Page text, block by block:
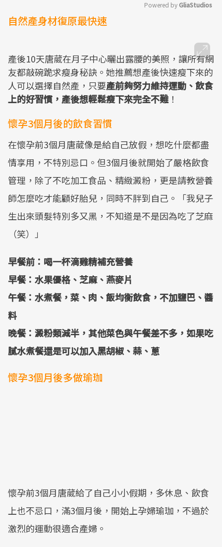
Powered by GliaStudios
自然產身材復原最快速
產後10天唐葳在月子中心曬出露腰的美照，讓所有網
友都敲碗跪求瘦身秘訣。她推薦想產後快速瘦下來的
人可以選擇自然產，只要產前夠努力維持運動、飲食
上的好習慣，產後想輕鬆瘦下來完全不難 ！
懷孕3個月後的飲食習慣
在懷孕前3個月唐葳像是給自己放假，想吃什麼都盡
情享用，不特別忌口。但3個月後就開始了嚴格飲食
管理，除了不吃加工食品、精緻澱粉，更是請教營養
師怎麼吃才能顧好胎兒，同時不胖到自己。「我兒子
生出來頭髮特別多又黑，不知道是不是因為吃了芝麻
（笑）」
早餐前：喝一杯滴雞精補充營養
早餐：水果優格、芝麻、燕麥片
午餐：水煮餐，菜、肉、飯均衡飲食，不加鹽巴、醬
料
晚餐：澱粉類減半，其他菜色與午餐差不多，如果吃
膩水煮餐還是可以加入黑胡椒、蒜、蔥
懷孕3個月後多做瑜珈
懷孕前3個月唐葳給了自己小小假期，多休息、飲食
上也不忌口，滿3個月後，開始上孕婦瑜珈，不過於
激烈的運動很適合產婦。